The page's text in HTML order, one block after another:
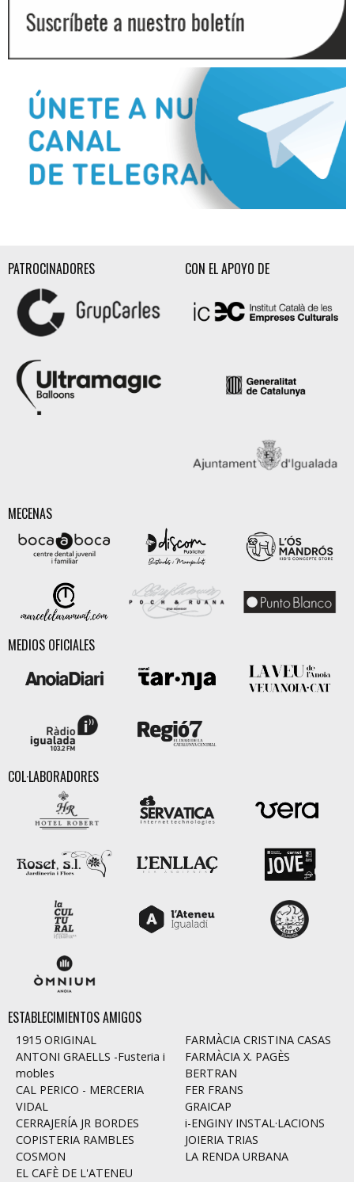
PATROCINADORES CON EL APOYO DE
MECENAS
MEDIOS OFICIALES
COL·LABORADORES
ESTABLECIMIENTOS AMIGOS
1915 ORIGINAL
ANTONI GRAELLS -Fusteria i
mobles
CAL PERICO - MERCERIA
VIDAL
CERRAJERÍA JR BORDES
COPISTERIA RAMBLES
COSMON
EL CAFÈ DE L'ATENEU
FARMÀCIA CRISTINA CASAS
FARMÀCIA X. PAGÈS
BERTRAN
FER FRANS
GRAICAP
i-ENGINY INSTAL·LACIONS
JOIERIA TRIAS
LA RENDA URBANA